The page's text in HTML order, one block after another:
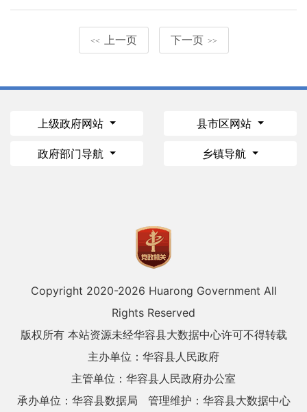
<< 上一页 下一页 >>
上级政府网站 县市区网站
政府部门导航 乡镇导航
Copyright 2020-2026 Huarong Government All
Rights Reserved
版权所有 本站资源未经华容县大数据中心许可不得转载
主办单位：华容县人民政府
主管单位：华容县人民政府办公室
承办单位：华容县数据局
管理维护：华容县大数据中心